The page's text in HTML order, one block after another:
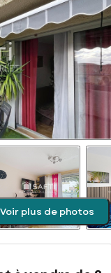
Voir plus de photos